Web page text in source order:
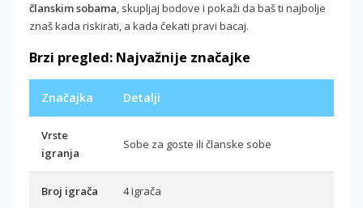
članskim sobama, skupljaj bodove i pokaži da baš ti najbolje
znaš kada riskirati, a kada čekati pravi bacaj.
Brzi pregled: Najvažnije značajke
Značajka Detalji
Vrste
igranja
Sobe za goste ili članske sobe
Broj igrača 4 igrača